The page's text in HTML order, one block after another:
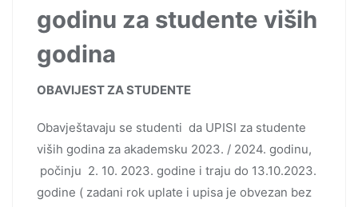
godinu za studente viših
godina
OBAVIJEST ZA STUDENTE
Obavještavaju se studenti da UPISI za studente
viših godina za akademsku 2023. / 2024. godinu,
počinju 2. 10. 2023. godine i traju do 13.10.2023.
godine ( zadani rok uplate i upisa je obvezan bez